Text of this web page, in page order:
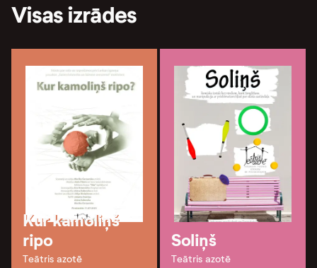
Visas izrādes
Kur kamoliņš
ripo
Teātris azotē
Soliņš
Teātris azotē